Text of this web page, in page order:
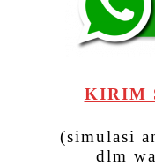
KIRIM
(simulasi
dlm